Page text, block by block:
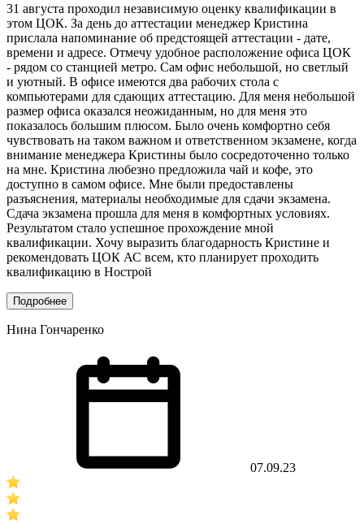
31 августа проходил независимую оценку квалификации в
этом ЦОК. За день до аттестации менеджер Кристина
прислала напоминание об предстоящей аттестации - дате,
времени и адресе. Отмечу удобное расположение офиса ЦОК
- рядом со станцией метро. Сам офис небольшой, но светлый
и уютный. В офисе имеются два рабочих стола с
компьютерами для сдающих аттестацию. Для меня небольшой
размер офиса оказался неожиданным, но для меня это
показалось большим плюсом. Было очень комфортно себя
чувствовать на таком важном и ответственном экзамене, когда
внимание менеджера Кристины было сосредоточенно только
на мне. Кристина любезно предложила чай и кофе, это
доступно в самом офисе. Мне были предоставлены
разъяснения, материалы необходимые для сдачи экзамена.
Сдача экзамена прошла для меня в комфортных условиях.
Результатом стало успешное прохождение мной
квалификации. Хочу выразить благодарность Кристине и
рекомендовать ЦОК АС всем, кто планирует проходить
квалификацию в Нострой
Подробнее
Нина Гончаренко
07.09.23